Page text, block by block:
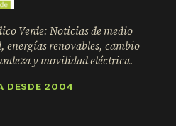
Verde: Noticias de medio
renovables, cambio
y movilidad eléctrica.
DESDE 2004